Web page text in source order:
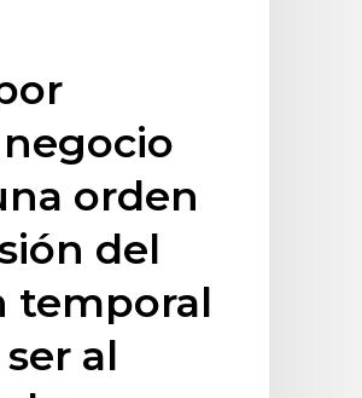
orden
del
temporal
al